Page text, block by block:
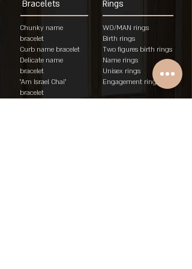
Bracelets
Chunky name
bracelet
Curb name bracelet
Delicate name
bracelet
"Am Israel Chai"
bracelet
Rings
WO/MAN rings
Birth rings
Two figures birth rings
Name rings
Unisex rings
Engagement rings